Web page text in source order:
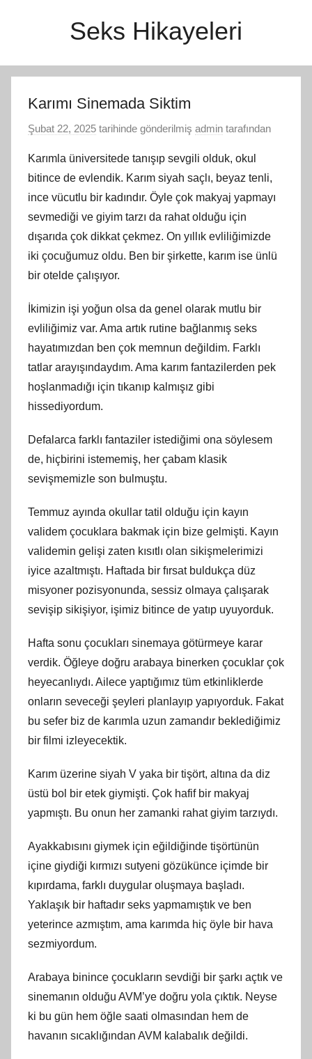
Seks Hikayeleri
Karımı Sinemada Siktim
Şubat 22, 2025 tarihinde gönderilmiş admin tarafından
Karımla üniversitede tanışıp sevgili olduk, okul
bitince de evlendik. Karım siyah saçlı, beyaz tenli,
ince vücutlu bir kadındır. Öyle çok makyaj yapmayı
sevmediği ve giyim tarzı da rahat olduğu için
dışarıda çok dikkat çekmez. On yıllık evliliğimizde
iki çocuğumuz oldu. Ben bir şirkette, karım ise ünlü
bir otelde çalışıyor.
İkimizin işi yoğun olsa da genel olarak mutlu bir
evliliğimiz var. Ama artık rutine bağlanmış seks
hayatımızdan ben çok memnun değildim. Farklı
tatlar arayışındaydım. Ama karım fantazilerden pek
hoşlanmadığı için tıkanıp kalmışız gibi
hissediyordum.
Defalarca farklı fantaziler istediğimi ona söylesem
de, hiçbirini istememiş, her çabam klasik
sevişmemizle son bulmuştu.
Temmuz ayında okullar tatil olduğu için kayın
validem çocuklara bakmak için bize gelmişti. Kayın
validemin gelişi zaten kısıtlı olan sikişmelerimizi
iyice azaltmıştı. Haftada bir fırsat buldukça düz
misyoner pozisyonunda, sessiz olmaya çalışarak
sevişip sikişiyor, işimiz bitince de yatıp uyuyorduk.
Hafta sonu çocukları sinemaya götürmeye karar
verdik. Öğleye doğru arabaya binerken çocuklar çok
heyecanlıydı. Ailece yaptığımız tüm etkinliklerde
onların seveceği şeyleri planlayıp yapıyorduk. Fakat
bu sefer biz de karımla uzun zamandır beklediğimiz
bir filmi izleyecektik.
Karım üzerine siyah V yaka bir tişört, altına da diz
üstü bol bir etek giymişti. Çok hafif bir makyaj
yapmıştı. Bu onun her zamanki rahat giyim tarzıydı.
Ayakkabısını giymek için eğildiğinde tişörtünün
içine giydiği kırmızı sutyeni gözükünce içimde bir
kıpırdama, farklı duygular oluşmaya başladı.
Yaklaşık bir haftadır seks yapmamıştık ve ben
yeterince azmıştım, ama karımda hiç öyle bir hava
sezmiyordum.
Arabaya binince çocukların sevdiği bir şarkı açtık ve
sinemanın olduğu AVM’ye doğru yola çıktık. Neyse
ki bu gün hem öğle saati olmasından hem de
havanın sıcaklığından AVM kalabalık değildi.